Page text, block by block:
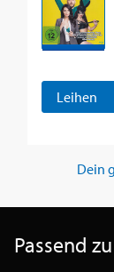
Leihen
Dein